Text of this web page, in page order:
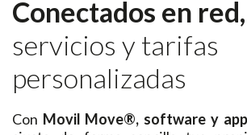
Conectados en red,
servicios y tarifas
personalizadas
Con Movil Move®, software y